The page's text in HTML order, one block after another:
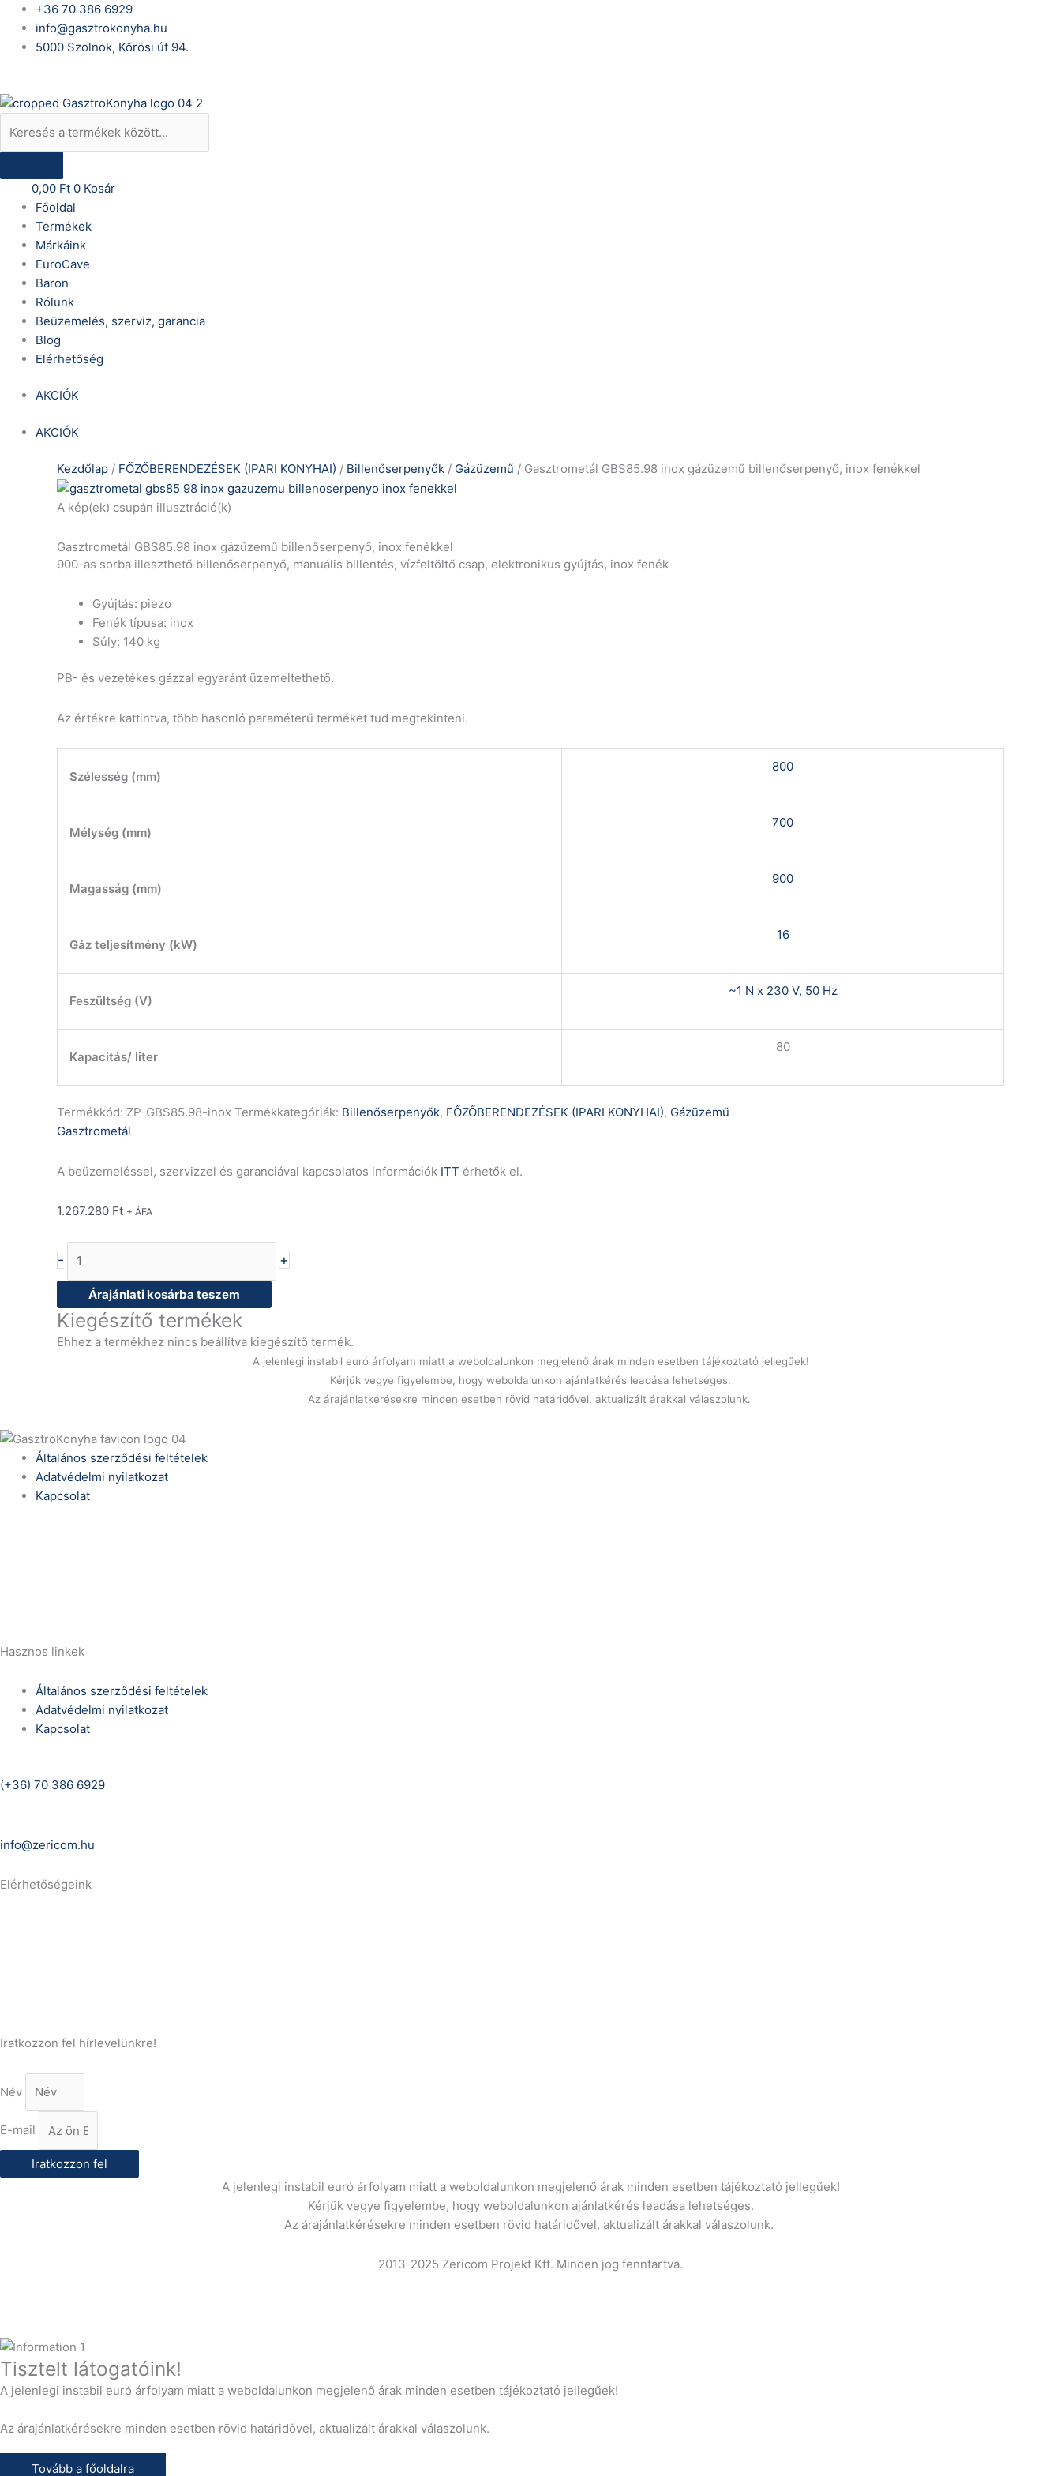
Skip
content
+36 70 386 6929
info@gasztrokonyha.hu
5000 Szolnok, Kőrösi út 94.
Products
search
0,00 Ft 0 Kosár
Főoldal
Termékek
Márkáink
EuroCave
Baron
Rólunk
Beüzemelés, szerviz, garancia
Blog
Elérhetőség
AKCIÓK
AKCIÓK
Kezdőlap / FŐZŐBERENDEZÉSEK (IPARI KONYHAI) / Billenőserpenyők / Gázüzemű / Gasztrometál GBS85.98 inox gázüzemű billenőserpenyő, inox fenékkel
A kép(ek) csupán illusztráció(k)
Gasztrometál GBS85.98 inox gázüzemű billenőserpenyő, inox fenékkel
900-as sorba illeszthető billenőserpenyő, manuális billentés, vízfeltöltő csap, elektronikus gyújtás, inox fenék
Gyújtás: piezo
Fenék típusa: inox
Súly: 140 kg
PB- és vezetékes gázzal egyaránt üzemeltethető.
Az értékre kattintva, több hasonló paraméterű terméket tud megtekinteni.
Szélesség (mm)
800
Mélység (mm)
700
Magasság (mm)
900
Gáz teljesítmény (kW)
16
Feszültség (V)
~1 N x 230 V, 50 Hz
Kapacitás/ liter
80
Termékkód: ZP-GBS85.98-inox Termékkategóriák: Billenőserpenyők, FŐZŐBERENDEZÉSEK (IPARI KONYHAI), Gázüzemű
Gasztrometál
A beüzemeléssel, szervizzel és garanciával kapcsolatos információk ITT érhetők el.
1.267.280 Ft + ÁFA
-
Gasztrometál
GBS85.98
inox
inox
mennyiség
+
Árajánlati kosárba teszem
Kiegészítő termékek
Ehhez a termékhez nincs beállítva kiegészítő termék.
A jelenlegi instabil euró árfolyam miatt a weboldalunkon megjelenő árak minden esetben tájékoztató jellegűek!
Kérjük vegye figyelembe, hogy weboldalunkon ajánlatkérés leadása lehetséges.
Az árajánlatkérésekre minden esetben rövid határidővel, aktualizált árakkal válaszolunk.
Általános szerződési feltételek
Adatvédelmi nyilatkozat
Kapcsolat
Hasznos linkek
Általános szerződési feltételek
Adatvédelmi nyilatkozat
Kapcsolat
(+36) 70 386 6929
info@zericom.hu
Elérhetőségeink
Iratkozzon fel hírlevelünkre!
Név
E-mail
Iratkozzon fel
A jelenlegi instabil euró árfolyam miatt a weboldalunkon megjelenő árak minden esetben tájékoztató jellegűek!
Kérjük vegye figyelembe, hogy weboldalunkon ajánlatkérés leadása lehetséges.
Az árajánlatkérésekre minden esetben rövid határidővel, aktualizált árakkal válaszolunk.
2013-2025 Zericom Projekt Kft. Minden jog fenntartva.
Tisztelt látogatóink!
A jelenlegi instabil euró árfolyam miatt a weboldalunkon megjelenő árak minden esetben tájékoztató jellegűek!
Az árajánlatkérésekre minden esetben rövid határidővel, aktualizált árakkal válaszolunk.
Tovább a főoldalra